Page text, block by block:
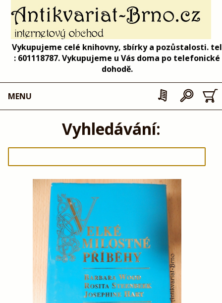
Vykupujeme celé knihovny, sbírky a pozůstalosti. tel
: 601118787. Vykupujeme u Vás doma po telefonické
dohodě.
MENU
Vyhledávání: